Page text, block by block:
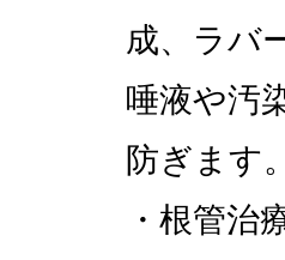
成、ラバ
唾液や汚
防ぎます
・根管治